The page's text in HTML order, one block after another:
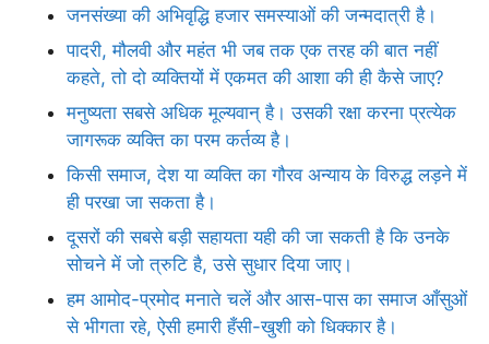
जनसंख्या की अभिवृद्धि हजार समस्याओं की जन्मदात्री है।
पादरी, मौलवी और महंत भी जब तक एक तरह की बात नहीं
कहते, तो दो व्यक्तियों में एकमत की आशा की ही कैसे जाए?
मनुष्यता सबसे अधिक मूल्यवान् है। उसकी रक्षा करना प्रत्येक
जागरूक व्यक्ति का परम कर्तव्य है।
किसी समाज, देश या व्यक्ति का गौरव अन्याय के विरुद्ध लड़ने में
ही परखा जा सकता है।
दूसरों की सबसे बड़ी सहायता यही की जा सकती है कि उनके
सोचने में जो त्रुटि है, उसे सुधार दिया जाए।
हम आमोद-प्रमोद मनाते चलें और आस-पास का समाज आँसुओं
से भीगता रहे, ऐसी हमारी हँसी-खुशी को धिक्कार है।